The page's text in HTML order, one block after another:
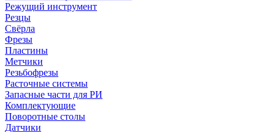
Режущий инструмент
Резцы
Свёрла
Фрезы
Пластины
Метчики
Резьбофрезы
Расточные системы
Запасные части для РИ
Комплектующие
Поворотные столы
Датчики